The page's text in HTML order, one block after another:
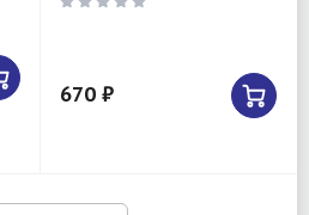
670 ₽